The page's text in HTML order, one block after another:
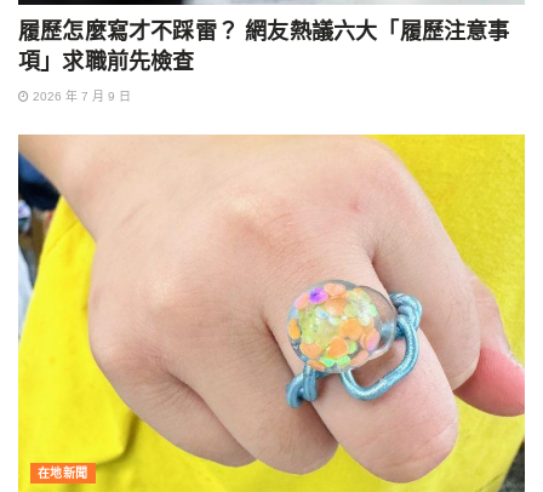
履歷怎麼寫才不踩雷？ 網友熱議六大「履歷注意事
項」求職前先檢查
2026 年 7 月 9 日
在地新聞